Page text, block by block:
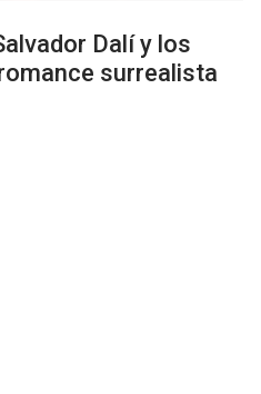
Dalí y los
surrealista